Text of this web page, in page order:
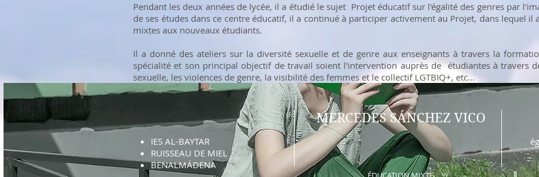
Pendant les deux années de lycée, il a étudié le sujet Projet éducatif sur l'égalité des genres par
de ses études dans ce centre éducatif, il a continué à participer activement au Projet, dans lequel
mixtes aux nouveaux étudiants.
Il a donné des ateliers sur la diversité sexuelle et de genre aux enseignants à travers la
spécialité et son principal objectif de travail soient l'intervention auprès de étudiantes à travers
sexuelle, les violences de genre, la visibilité des femmes et le collectif LGTBIQ+, etc...
IES AL-BAYTAR
RUISSEAU DE MIEL
BENALMÁDENA
MERCEDES SÁNCHEZ VICO